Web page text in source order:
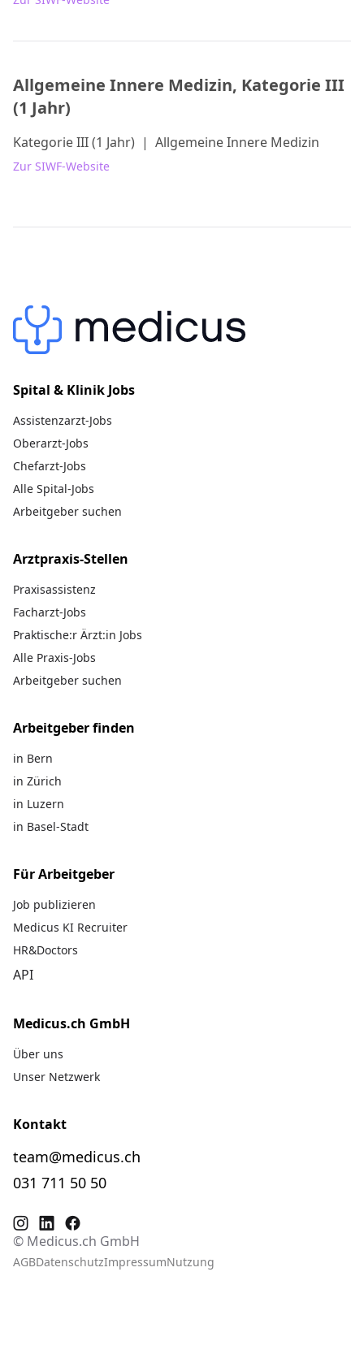
Allgemeine Innere Medizin, Kategorie III
(1 Jahr)
Kategorie III (1 Jahr) | Allgemeine Innere Medizin
Zur SIWF-Website
Spital & Klinik Jobs
Assistenzarzt-Jobs
Oberarzt-Jobs
Chefarzt-Jobs
Alle Spital-Jobs
Arbeitgeber suchen
Arztpraxis-Stellen
Praxisassistenz
Facharzt-Jobs
Praktische:r Ärzt:in Jobs
Alle Praxis-Jobs
Arbeitgeber suchen
Arbeitgeber finden
in Bern
in Zürich
in Luzern
in Basel-Stadt
Für Arbeitgeber
Job publizieren
Medicus KI Recruiter
HR&Doctors
API
Medicus.ch GmbH
Über uns
Unser Netzwerk
Kontakt
team@medicus.ch
031 711 50 50
© Medicus.ch GmbH
AGBDatenschutzImpressumNutzung